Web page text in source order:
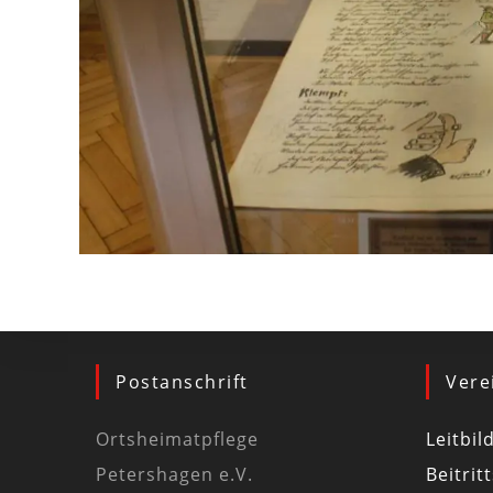
Postanschrift
Ortsheimatpflege
Petershagen e.V.